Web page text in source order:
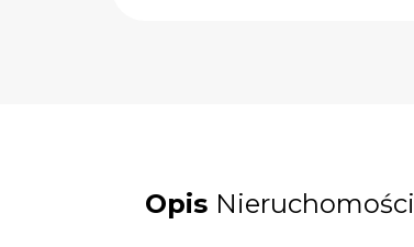
Opis Nieruchomości